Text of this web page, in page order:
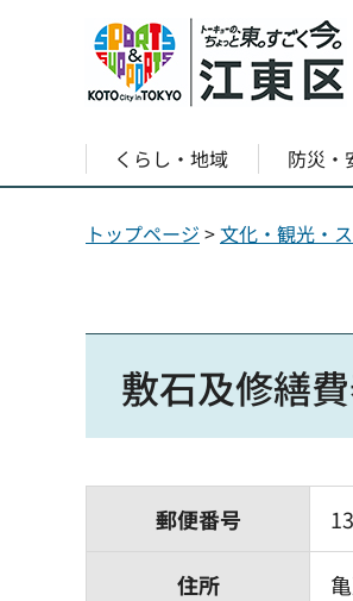
くらし・地域 防災・
トップページ >文化・観光・
敷石及修繕
郵便番号
住所